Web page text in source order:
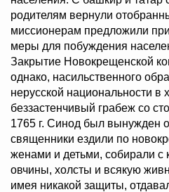
родителям вернули
миссионерам предложили
меры для побуждения
Закрытие Новокрещенской
однако, насильственного
нерусской национальности в
беззастенчивый грабеж со
1765 г. Синод был вынужден
священники ездили по
женами и детьми, собирали с
овчины, холсты и всякую
имея никакой защиты,